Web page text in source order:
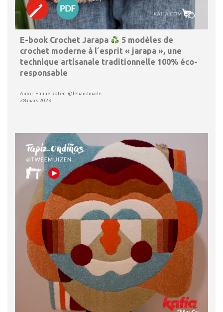
E-book Crochet Jarapa
5 modèles de
crochet moderne à l´esprit « jarapa », une
technique artisanale traditionnelle 100% éco-
responsable
Autor: Emilie Roter · @lehandmade
28 mars 2023